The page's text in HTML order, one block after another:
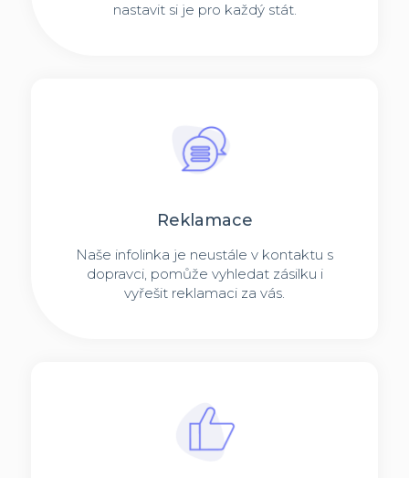
nastavit si je pro každý stát.
Reklamace
Naše infolinka je neustále v kontaktu s
dopravci, pomůže vyhledat zásilku i
vyřešit reklamaci za vás.